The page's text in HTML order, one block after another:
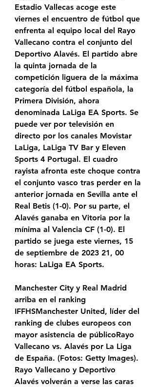
Estadio Vallecas acoge este
viernes el encuentro de fútbol que
enfrenta al equipo local del Rayo
Vallecano contra el conjunto del
Deportivo Alavés. El partido abre
la quinta jornada de la
competición liguera de la máxima
categoría del fútbol española, la
Primera División, ahora
denominada LaLiga EA Sports. Se
puede ver por televisión en
directo por los canales Movistar
LaLiga, LaLiga TV Bar y Eleven
Sports 4 Portugal. El cuadro
rayista afronta este choque contra
el conjunto vasco tras perder en la
anterior jornada en Sevilla ante el
Real Betis (1-0). Por su parte, el
Alavés ganaba en Vitoria por la
mínima al Valencia CF (1-0). El
partido se juega este viernes, 15
de septiembre de 2023 21, 00
horas: LaLiga EA Sports.
Manchester City y Real Madrid
arriba en el ranking
IFFHSManchester United, líder del
ranking de clubes europeos con
mayor asistencia de públicoRayo
Vallecano vs. Alavés por La Liga
de España. (Fotos: Getty Images).
Rayo Vallecano y Deportivo
Alavés volverán a verse las caras